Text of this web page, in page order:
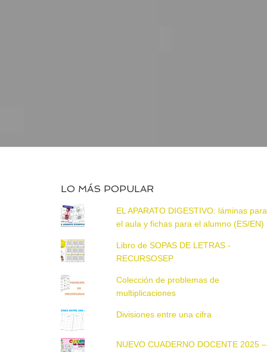
LO MÁS POPULAR
EL APARATO DIGESTIVO: láminas para
el aula y fichas para el alumno (ES/EN)
Libro de SOPAS DE LETRAS -
RECURSOSEP
Colección de problemas de
multiplicaciones
Divisiones entre una cifra
NUEVO CUADERNO DOCENTE 2025 –